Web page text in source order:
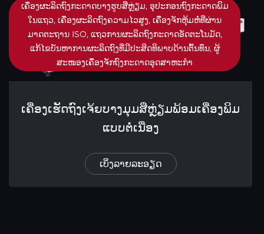
ເຄື່ອງຜະລິດຖົງກະດາດບາງຮູບສີ່ຫຼ່ຽມ, ອຸປະກອນຖົງກະດາດພິມ
ໃນແຖວ, ເຄື່ອງຜະລິດຖົງຄວາມໄວສູງ, ເຄື່ອງຈັກຫຸ້ມຫໍ່ທີ່ຜ່ານ
ມາດຕະຖານ ISO, ແຖວການຜະລິດຖົງກະດາດອັດຕະໂນມັດ,
ແກ້ໄຂບັນຫາການຜະລິດຖົງທີ່ມີປະສິດທິພາບດ້ານຕົ້ນທຶນ, ຜູ້
ສະໜອງເຄື່ອງຈັກຖົງກະດາດອຸດສາຫະກໍາ
ເຄື່ອງເຮັດຖົງເຈ້ຍບາງມຸມສີ່ຫຼ່ຽມພ້ອມເຄື່ອງພິມ
ແບບຕໍ່ເນື່ອງ
ເບິ່ງລາຍລະອຽດ